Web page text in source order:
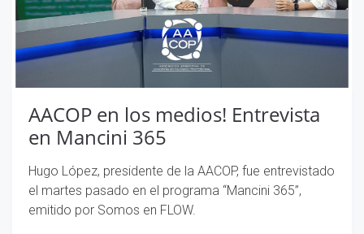
AACOP en los medios! Entrevista
en Mancini 365
Hugo López, presidente de la AACOP, fue entrevistado
el martes pasado en el programa “Mancini 365”,
emitido por Somos en FLOW.